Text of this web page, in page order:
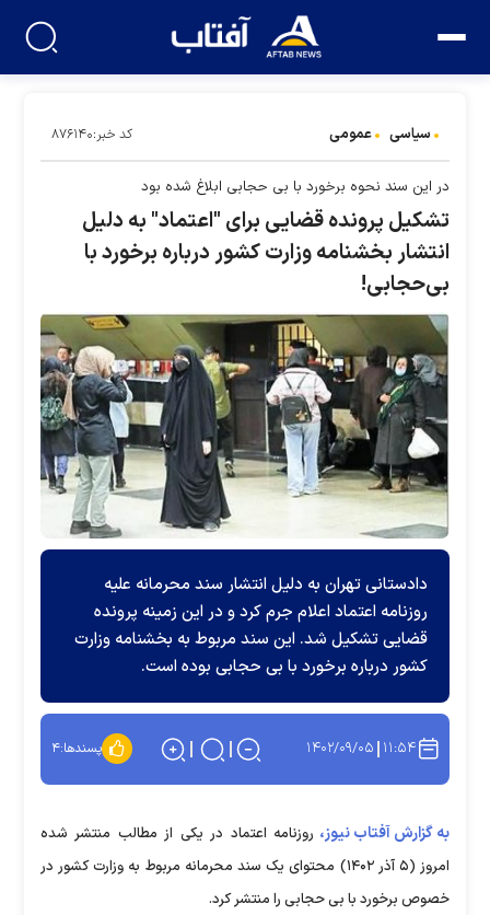
سیاسی عمومی کد خبر:۸۷۶۱۴۰
در این سند نحوه برخورد با بی حجابی ابلاغ شده بود
تشکیل پرونده قضایی برای "اعتماد" به دلیل
انتشار بخشنامه وزارت کشور درباره برخورد با
بی‌حجابی!
دادستانی تهران به دلیل انتشار سند محرمانه علیه
روزنامه اعتماد اعلام جرم کرد و در این زمینه پرونده
قضایی تشکیل شد. این سند مربوط به بخشنامه وزارت
کشور درباره برخورد با بی حجابی بوده است.
۱۱:۵۴ ۱۴۰۲/۰۹/۰۵ پسندها:۴
به گزارش آفتاب نیوز، روزنامه اعتماد در یکی از مطالب منتشر شده
امروز (۵ آذر ۱۴۰۲) محتوای یک سند محرمانه مربوط به وزارت کشور در
خصوص برخورد با بی حجابی را منتشر کرد.